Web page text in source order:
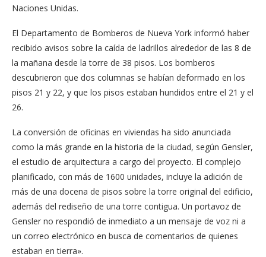
Naciones Unidas.
El Departamento de Bomberos de Nueva York informó haber
recibido avisos sobre la caída de ladrillos alrededor de las 8 de
la mañana desde la torre de 38 pisos. Los bomberos
descubrieron que dos columnas se habían deformado en los
pisos 21 y 22, y que los pisos estaban hundidos entre el 21 y el
26.
La conversión de oficinas en viviendas ha sido anunciada
como la más grande en la historia de la ciudad, según Gensler,
el estudio de arquitectura a cargo del proyecto. El complejo
planificado, con más de 1600 unidades, incluye la adición de
más de una docena de pisos sobre la torre original del edificio,
además del rediseño de una torre contigua. Un portavoz de
Gensler no respondió de inmediato a un mensaje de voz ni a
un correo electrónico en busca de comentarios de quienes
estaban en tierra».